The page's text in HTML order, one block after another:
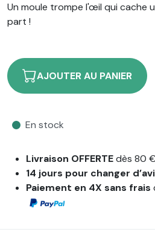
Un moule trompe l'œil qui cache
part !
AJOUTER AU PANIER
En stock
Livraison OFFERTEdès 80
14 jours pour changer
Paiement en 4X sans frais